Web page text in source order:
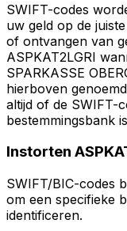
SWIFT-codes
uw geld op de
of ontvangen van
ASPKAT2LGRI
SPARKASSE
hierboven
altijd of de SWIFT-
bestemmingsbank
Instorten
SWIFT/BIC-codes
om een specifieke
identificeren.